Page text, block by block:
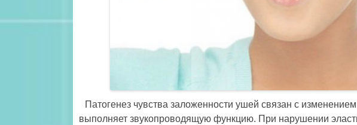
Патогенез чувства заложенности ушей связан с
выполняет звукопроводящую функцию. При нарушении